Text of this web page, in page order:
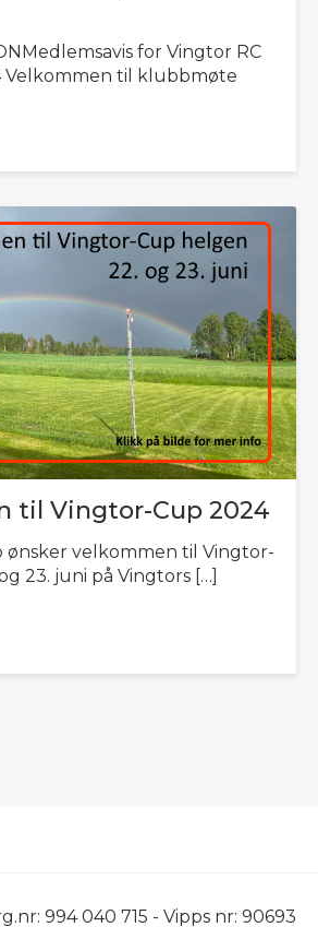
for Vingtor RC
Velkommen til klubbmøte
til Vingtor-Cup 2024
ønsker velkommen til Vingtor-
23. juni på Vingtors […]
994 040 715 - Vipps nr: 90693